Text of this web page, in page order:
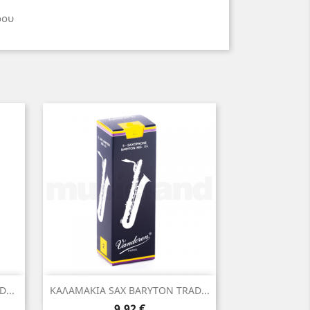
ΚΑΛΑΜΑΚΙΑ SAX BARYTON TRAD...
Γρήγορη προβολή